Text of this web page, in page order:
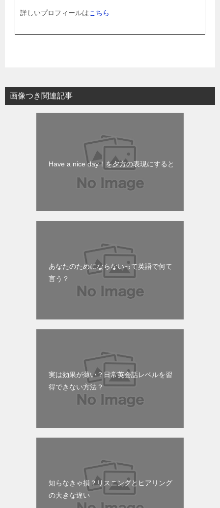
詳しいプロフィールはこちら
画像つき関連記事
Have a nice day！を夕方の表現にすると
あなたのためにならないって英語で何て
言う？
実は効果が薄い？日常英会話レベルを習
得できない方法？
知らなきゃ損？リスニングとヒアリング
の大きな違い